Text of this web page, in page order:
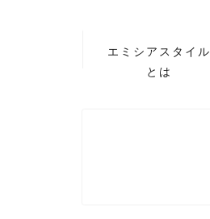
エミシアスタイル
とは